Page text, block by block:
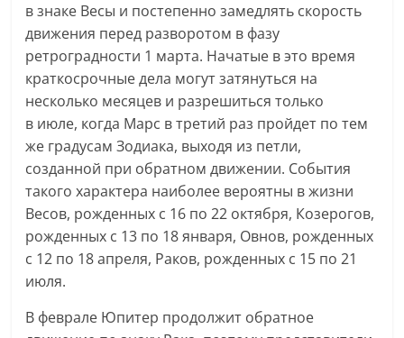
в знаке Весы и постепенно замедлять скорость
движения перед разворотом в фазу
ретроградности 1 марта. Начатые в это время
краткосрочные дела могут затянуться на
несколько месяцев и разрешиться только
в июле, когда Марс в третий раз пройдет по тем
же градусам Зодиака, выходя из петли,
созданной при обратном движении. События
такого характера наиболее вероятны в жизни
Весов, рожденных с 16 по 22 октября, Козерогов,
рожденных с 13 по 18 января, Овнов, рожденных
с 12 по 18 апреля, Раков, рожденных с 15 по 21
июля.
В феврале Юпитер продолжит обратное